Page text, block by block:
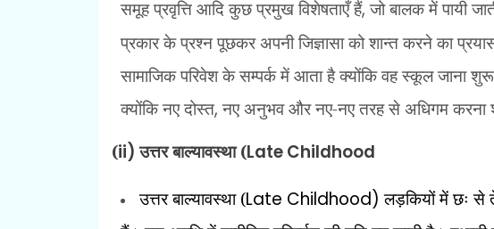
समूह प्रवृत्ति आदि कुछ प्रमुख विशेषताएँ हैं,जो बालक में पायी
प्रकार के प्रश्न पूछकर अपनी जिज्ञासा को शान्त करने का
सामाजिक परिवेश के सम्पर्क में आता है क्योंकि वह स्कूल जाना
क्योंकि नए दोस्त,नए अनुभव और नए-नए तरह से अधिगम करना
(ii)उत्तर बाल्यावस्था (Late Childhood
उत्तर बाल्यावस्था (Late Childhood)लड़कियों में छः से